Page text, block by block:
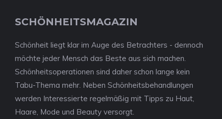
SCHÖNHEITSMAGAZIN
Schönheit liegt klar im Auge des Betrachters - dennoch
möchte jeder Mensch das Beste aus sich machen.
Schönheitsoperationen sind daher schon lange kein
Tabu-Thema mehr. Neben Schönheitsbehandlungen
werden Interessierte regelmäßig mit Tipps zu Haut,
Haare, Mode und Beauty versorgt.